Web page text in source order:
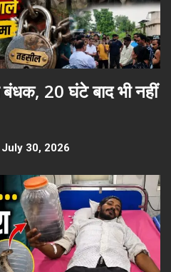
बंधक, 20 घंटे बाद भी नहीं
July 30, 2026